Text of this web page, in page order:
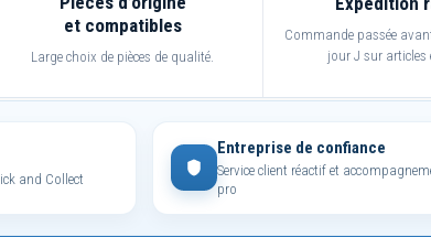
et compatibles
Large choix de pièces de qualité.
Commande passée
jour J sur articles
and Collect
Entreprise de confiance
Service client réactif et
pro